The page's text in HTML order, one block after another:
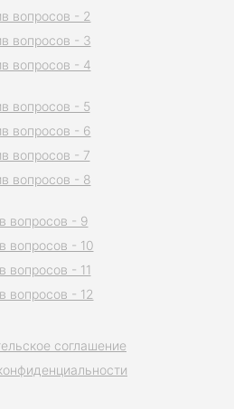
соглашение
вопросов - 2
вопросов - 3
вопросов - 4
вопросов - 5
вопросов - 6
вопросов - 7
вопросов - 8
вопросов - 9
вопросов - 10
вопросов - 11
вопросов - 12